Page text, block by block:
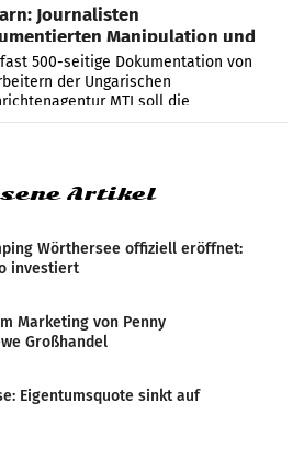
Journalisten
Manipulation und
500-seitige Dokumentation von
der Ungarischen
MTI soll die
Nachrichten-Manipulation und
Artikel
Wörthersee offiziell eröffnet:
investiert
Marketing von Penny
Großhandel
Eigentumsquote sinkt auf